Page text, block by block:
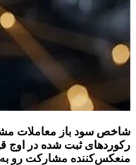
شاخص سود باز معاملات
منعکس‌کننده مشارکت رو